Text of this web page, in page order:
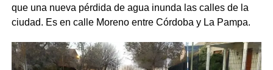
que una nueva pérdida de agua inunda las calles de la
ciudad. Es en calle Moreno entre Córdoba y La Pampa.